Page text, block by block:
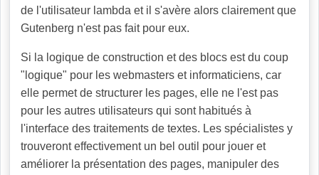
de l'utilisateur lambda et il s'avère alors clairement que
Gutenberg n'est pas fait pour eux.
Si la logique de construction et des blocs est du coup
"logique" pour les webmasters et informaticiens, car
elle permet de structurer les pages, elle ne l'est pas
pour les autres utilisateurs qui sont habitués à
l'interface des traitements de textes. Les spécialistes y
trouveront effectivement un bel outil pour jouer et
améliorer la présentation des pages, manipuler des